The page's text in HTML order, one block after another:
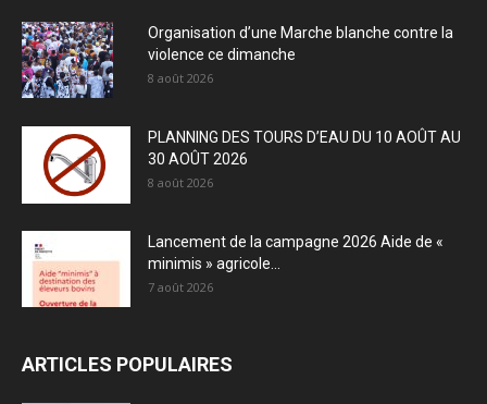
Organisation d’une Marche blanche contre la
violence ce dimanche
8 août 2026
PLANNING DES TOURS D’EAU DU 10 AOÛT AU
30 AOÛT 2026
8 août 2026
Lancement de la campagne 2026 Aide de «
minimis » agricole...
7 août 2026
ARTICLES POPULAIRES